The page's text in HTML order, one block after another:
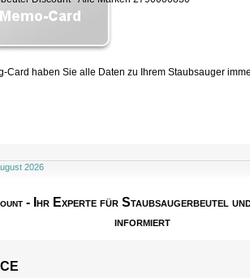
Card haben Sie alle Daten zu Ihrem Staubsauger
2026
- Ihr Experte für Staubsaugerbeutel
informiert